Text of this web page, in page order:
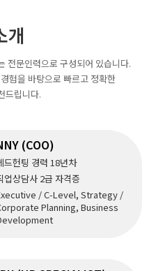
개
전문인력으로 구성되어 있습니다.
험을 바탕으로 빠르고 정확한
드립니다.
(COO)
드헌팅 경력 18년차
업상담사 2급 자격증
/ C-Level, Strategy /
Planning, Business